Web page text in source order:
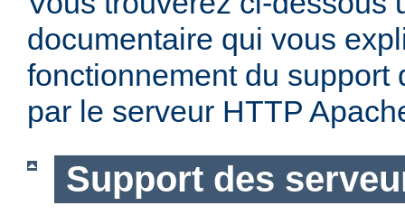
documentaire qui vous
fonctionnement du support
par le serveur HTTP
Support des